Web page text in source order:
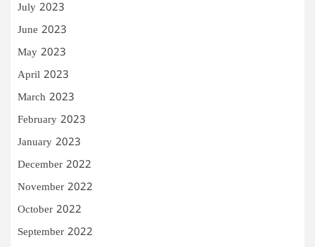
July 2023
June 2023
May 2023
April 2023
March 2023
February 2023
January 2023
December 2022
November 2022
October 2022
September 2022